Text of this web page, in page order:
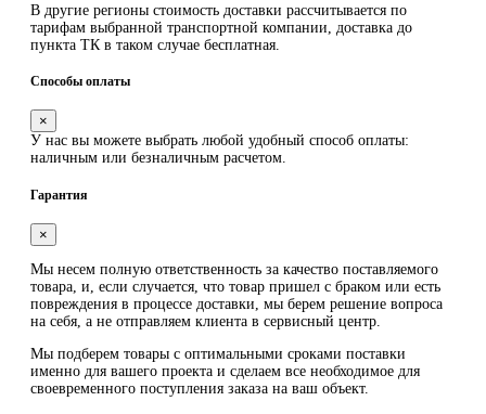
В другие регионы стоимость доставки рассчитывается по
тарифам выбранной транспортной компании, доставка до
пункта ТК в таком случае бесплатная
Способы оплаты
×
У нас вы можете выбрать любой удобный способ оплаты:
наличным или безналичным расчетом.
Гарантия
×
Мы несем полную ответственность за качество поставляемого
товара, и, если случается, что товар пришел с браком или есть
повреждения в процессе доставки, мы берем решение вопроса
на себя, а не отправляем клиента в сервисный центр.
Мы подберем товары с оптимальными сроками поставки
именно для вашего проекта и сделаем все необходимое для
своевременного поступления заказа на ваш объект.